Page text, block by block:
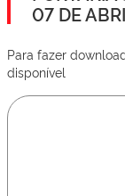
07 DE
Para fazer
disponível